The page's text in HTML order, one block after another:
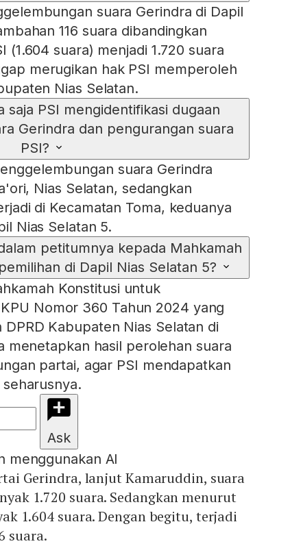
suara Gerindra di Dapil
116 suara dibandingkan
(1.604 suara) menjadi 1.720 suara
merugikan hak PSI memperoleh
Nias Selatan.
saja PSI mengidentifikasi dugaan
Gerindra dan pengurangan suara
PSI?
suara Gerindra
Nias Selatan, sedangkan
di Kecamatan Toma, keduanya
Nias Selatan 5.
petitumnya kepada Mahkamah
di Dapil Nias Selatan 5?
Konstitusi untuk
Nomor 360 Tahun 2024 yang
Kabupaten Nias Selatan di
menetapkan hasil perolehan suara
partai, agar PSI mendapatkan
Ask
menggunakan AI
Gerindra, lanjut Kamaruddin, suara
1.720 suara. Sedangkan menurut
1.604 suara. Dengan begitu, terjadi
suara.